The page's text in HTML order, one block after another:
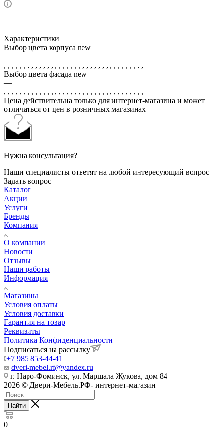
Характеристики
Выбор цвета корпуса new
—
, , , , , , , , , , , , , , , , , , , , , , , , , , , , , , , , , , , ,
Выбор цвета фасада new
—
, , , , , , , , , , , , , , , , , , , , , , , , , , , , , , , , , , , ,
Цена действительна только для интернет-магазина и может
отличаться от цен в розничных магазинах
Нужна консультация?
Наши специалисты ответят на любой интересующий вопрос
Задать вопрос
Каталог
Акции
Услуги
Бренды
Компания
О компании
Новости
Отзывы
Наши работы
Информация
Магазины
Условия оплаты
Условия доставки
Гарантия на товар
Реквизиты
Политика Конфиденциальности
Подписаться на рассылку
+7 985 853-44-41
dveri-mebel.rf@yandex.ru
г. Наро-Фоминск, ул. Маршала Жукова, дом 84
2026 © Двери-Мебель.РФ- интернет-магазин
Найти
0